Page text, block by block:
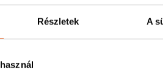
Részletek A